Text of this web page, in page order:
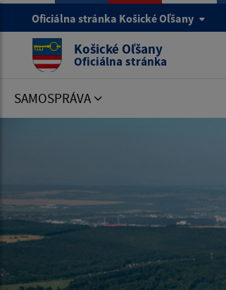
Oficiálna stránka Košické Oľšany
Košické Oľšany
Oficiálna stránka
SAMOSPRÁVA